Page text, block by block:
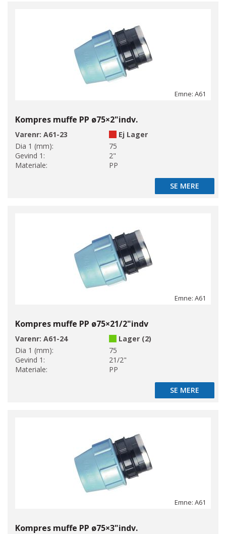
Emne: A61
Kompres muffe PP ø75×2"indv.
Varenr: A61-23
Ej Lager
Dia 1 (mm):
75
Gevind 1:
2"
Materiale:
PP
SE MERE
SE MERE
Emne: A61
Kompres muffe PP ø75×21/2"indv
Varenr: A61-24
Lager (2)
Dia 1 (mm):
75
Gevind 1:
21/2"
Materiale:
PP
SE MERE
SE MERE
Emne: A61
Kompres muffe PP ø75×3"indv.